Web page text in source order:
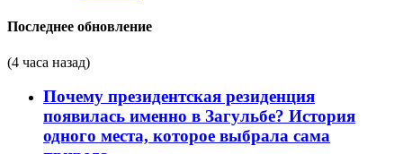
Последнее обновление
(4 часа назад)
Почему президентская резиденция
появилась именно в Загульбе? История
одного места, которое выбрала сама